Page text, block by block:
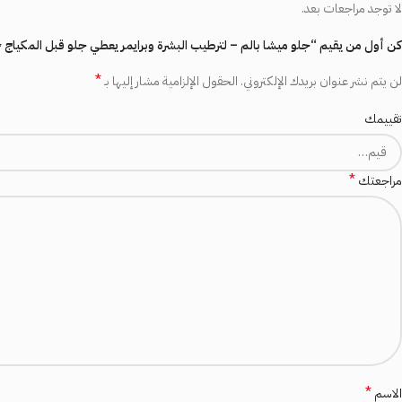
لا توجد مراجعات بعد.
كن أول من يقيم “جلو ميشا بالم – لترطيب البشرة وبرايمر يعطي جلو قبل المكياج
لن يتم نشر عنوان بريدك الإلكتروني. الحقول الإلزامية مشار إليها بـ*
تقييمك
مراجعتك*
الاسم*